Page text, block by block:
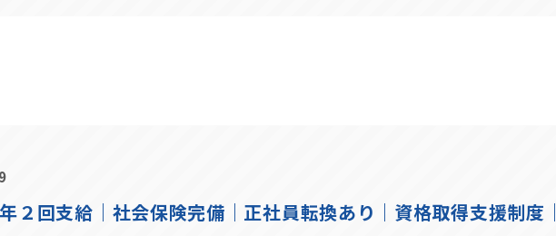
年２回支給｜社会保険完備｜正社員転換あり｜資格取得支援制度｜